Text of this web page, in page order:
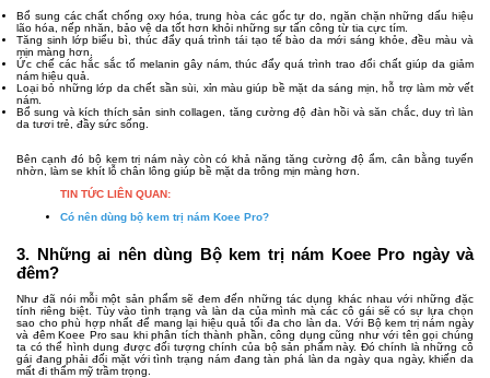
Bổ sung các chất chống oxy hóa, trung hòa các gốc tự do, ngăn chặn những dấu hiệu
lão hóa, nếp nhăn, bảo vệ da tốt hơn khỏi những sự tấn công từ tia cực tím.
Tăng sinh lớp biểu bì, thúc đẩy quá trình tái tạo tế bào da mới sáng khỏe, đều màu và
mịn màng hơn.
Ức chế các hắc sắc tố melanin gây nám, thúc đẩy quá trình trao đổi chất giúp da giảm
nám hiệu quả.
Loại bỏ những lớp da chết sần sùi, xỉn màu giúp bề mặt da sáng mịn, hỗ trợ làm mờ vết
nám.
Bổ sung và kích thích sản sinh collagen, tăng cường độ đàn hồi và săn chắc, duy trì làn
da tươi trẻ, đầy sức sống.
Bên cạnh đó bộ kem trị nám này còn có khả năng tăng cường độ ẩm, cân bằng tuyến
nhờn, làm se khít lỗ chân lông giúp bề mặt da trông mịn màng hơn.
TIN TỨC LIÊN QUAN:
Có nên dùng bộ kem trị nám Koee Pro?
3. Những ai nên dùng Bộ kem trị nám Koee Pro ngày và
đêm?
Như đã nói mỗi một sản phẩm sẽ đem đến những tác dụng khác nhau với những đặc
tính riêng biệt. Tùy vào tình trạng và làn da của mình mà các cô gái sẽ có sự lựa chọn
sao cho phù hợp nhất để mang lại hiệu quả tối đa cho làn da. Với Bộ kem trị nám ngày
và đêm Koee Pro sau khi phân tích thành phần, công dụng cũng như với tên gọi chúng
ta có thể hình dung được đối tượng chính của bộ sản phẩm này. Đó chính là những cô
gái đang phải đối mặt với tình trạng nám đang tàn phá làn da ngày qua ngày, khiến da
mất đi thẩm mỹ trầm trọng.